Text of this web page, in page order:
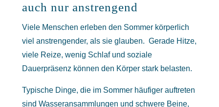
auch nur anstrengend
Viele Menschen erleben den Sommer körperlich
viel anstrengender, als sie glauben. Gerade Hitze,
viele Reize, wenig Schlaf und soziale
Dauerpräsenz können den Körper stark belasten.
Typische Dinge, die im Sommer häufiger auftreten
sind Wasseransammlungen und schwere Beine,